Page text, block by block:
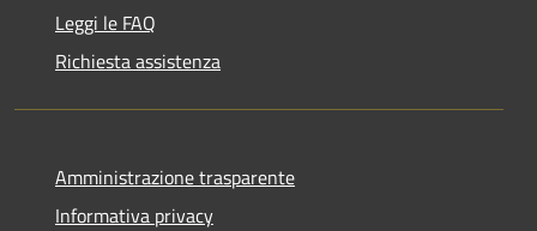
Leggi le FAQ
Richiesta assistenza
Amministrazione trasparente
Informativa privacy